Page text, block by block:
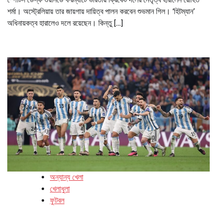
শর্মা। অস্ট্রেলিয়ায় তার জায়গায় দায়িত্ব পালন করবেন শুভমান গিল। ‘হিটম্যান’
অধিনায়কত্ব হারালেও দলে রয়েছেন। কিন্তু […]
অন্যান্য খেলা
খেলাধুলা
ফুটবল